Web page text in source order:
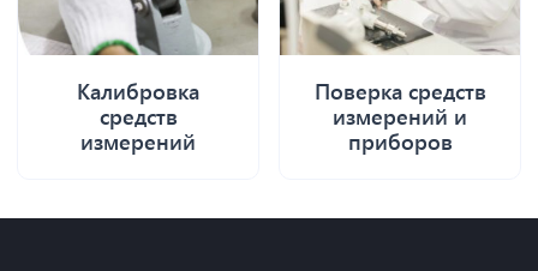
Калибровка
средств
измерений
Поверка средств
измерений и
приборов